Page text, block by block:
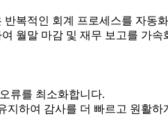
반복적인 회계 프로세스를 자동
월말 마감 및 재무 보고를 가속
류를 최소화합니다.
지하여 감사를 더 빠르고 원활하